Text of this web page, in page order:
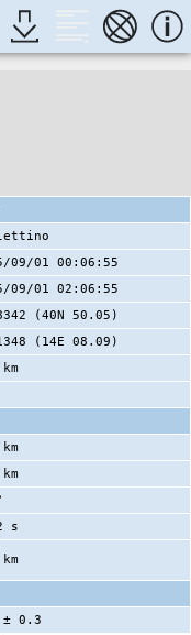
09/01 00:06:55
09/01 02:06:55
(40N 50.05)
(14E 08.09)
s
0.3